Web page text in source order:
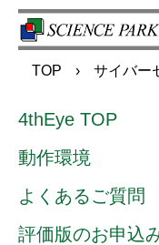
TOP サイバー
4thEye TOP
動作環境
よくあるご質問
評価版のお申込